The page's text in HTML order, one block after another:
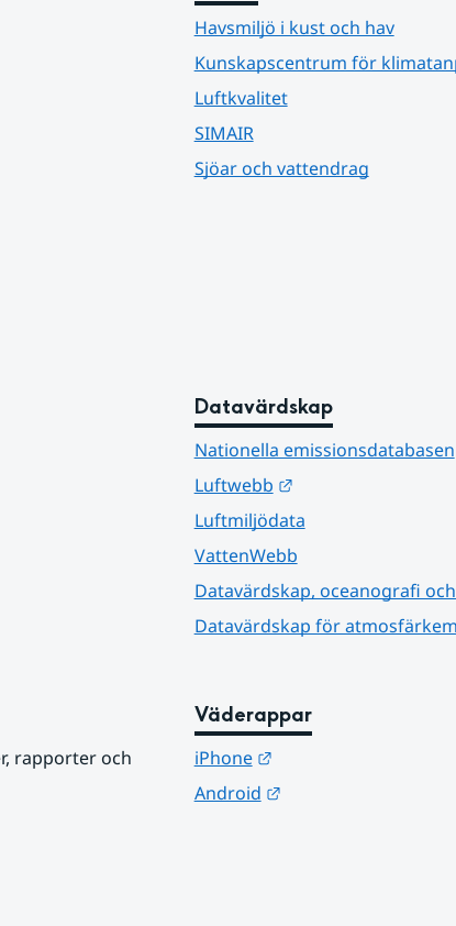
Havsmiljö i kust och hav
Kunskapscentrum för
Luftkvalitet
SIMAIR
Sjöar och vattendrag
Datavärdskap
Nationella emissionsdatabasen
Luftwebb
Länk till annan
Luftmiljödata
VattenWebb
Datavärdskap, oceanografi
Datavärdskap för
rapporter och
Väderappar
iPhone
Länk till annan
Android
Länk till annan